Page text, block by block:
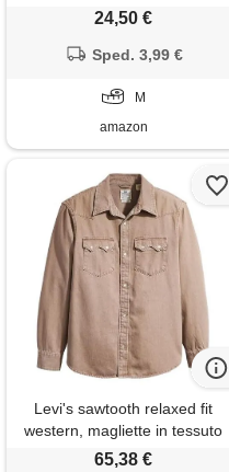
khaki m
24,50 €
Sped. 3,99 €
M
amazon
Levi's sawtooth relaxed fit
western, magliette in tessuto
uomo, clark brown denim, s
65,38 €